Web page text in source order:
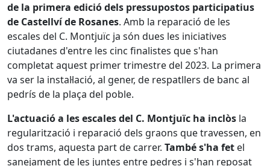
de la primera edició dels pressupostos participatius
de Castellví de Rosanes. Amb la reparació de les
escales del C. Montjuïc ja són dues les iniciatives
ciutadanes d'entre les cinc finalistes que s'han
completat aquest primer trimestre del 2023. La primera
va ser la instal·lació, al gener, de respatllers de banc al
pedrís de la plaça del poble.
L'actuació a les escales del C. Montjuïc ha inclòs la
regularització i reparació dels graons que travessen, en
dos trams, aquesta part de carrer. També s'ha fet el
sanejament de les juntes entre pedres i s'han reposat